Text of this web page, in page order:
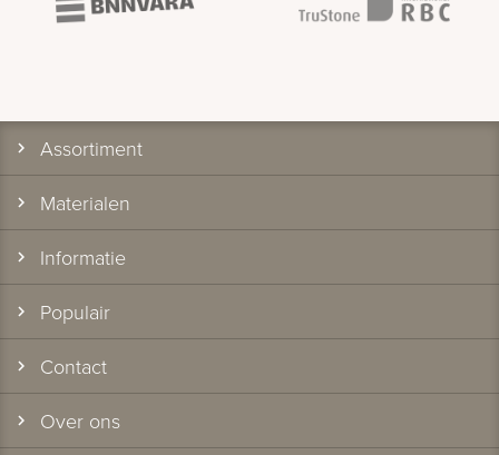
Assortiment
Materialen
Informatie
Populair
Contact
Over ons